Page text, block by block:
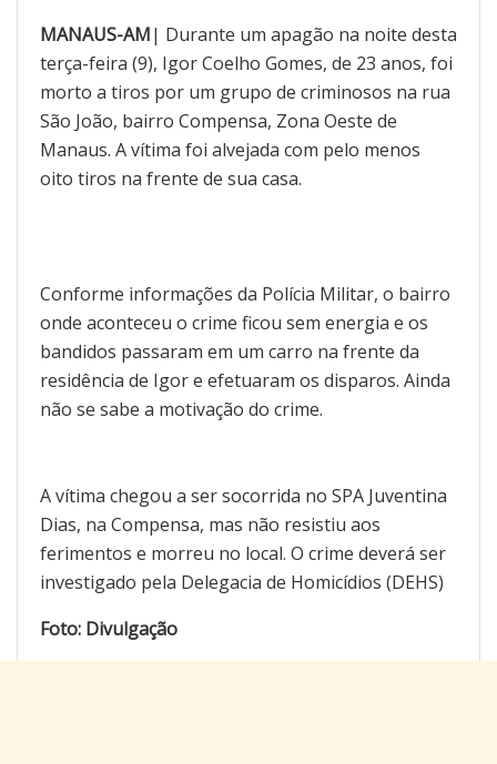
MANAUS-AM| Durante um apagão na noite desta
terça-feira (9), Igor Coelho Gomes, de 23 anos, foi
morto a tiros por um grupo de criminosos na rua
São João, bairro Compensa, Zona Oeste de
Manaus. A vítima foi alvejada com pelo menos
oito tiros na frente de sua casa.
Conforme informações da Polícia Militar, o bairro
onde aconteceu o crime ficou sem energia e os
bandidos passaram em um carro na frente da
residência de Igor e efetuaram os disparos. Ainda
não se sabe a motivação do crime.
A vítima chegou a ser socorrida no SPA Juventina
Dias, na Compensa, mas não resistiu aos
ferimentos e morreu no local. O crime deverá ser
investigado pela Delegacia de Homicídios (DEHS)
Foto: Divulgação